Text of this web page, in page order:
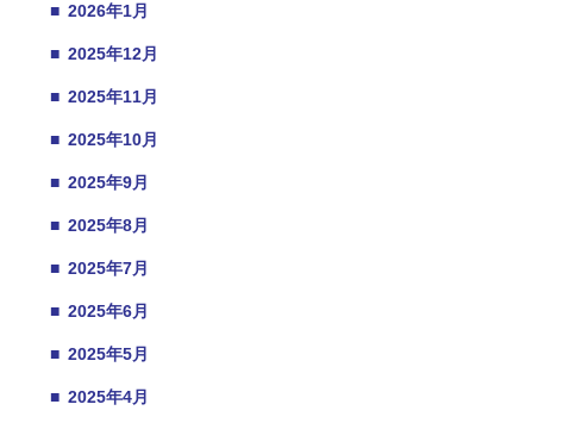
■ 2026年1月
■ 2025年12月
■ 2025年11月
■ 2025年10月
■ 2025年9月
■ 2025年8月
■ 2025年7月
■ 2025年6月
■ 2025年5月
■ 2025年4月